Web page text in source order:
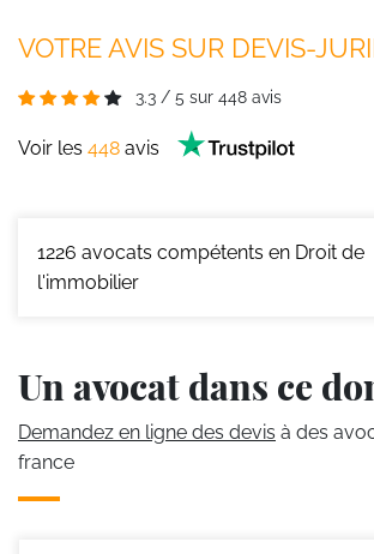
VOTRE AVIS SUR DEVIS-
3.3 / 5 sur 448 avis
Voir les 448 avis
1226 avocats compétents en Droit de
l'immobilier
Un avocat dans ce
Demandez en ligne des devis à des
france